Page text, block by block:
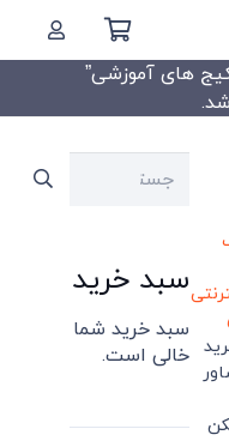
های آموزشی”
جستجو
سبد خرید
سبد خرید شما
خالی است.